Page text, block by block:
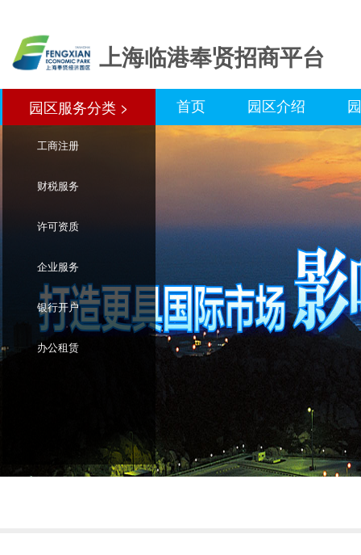
上海临港奉贤招商平台
园区服务分类 >
工商注册
财税服务
许可资质
企业服务
银行开户
办公租赁
园区服务分类> 首页 园区介绍